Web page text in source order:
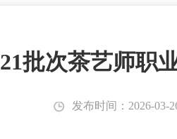
批次茶艺师职
发布时间：2026-03-